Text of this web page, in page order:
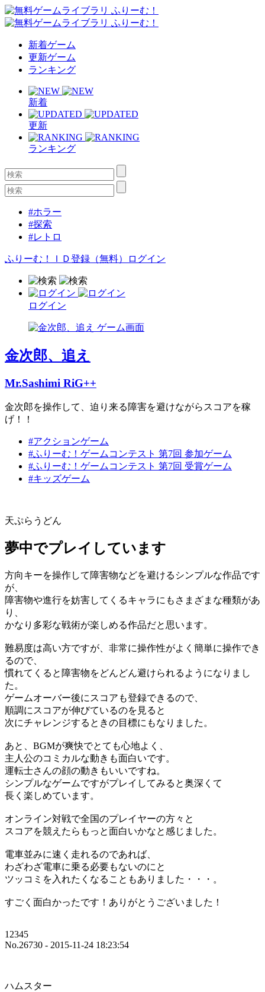
新着ゲーム
更新ゲーム
ランキング
新着
更新
ランキング
#ホラー
#探索
#レトロ
ふりーむ！ＩＤ登録（無料） ログイン
ログイン
金次郎、追え
Mr.Sashimi RiG++
金次郎を操作して、迫り来る障害を避けながらスコアを稼
げ！！
#アクションゲーム
#ふりーむ！ゲームコンテスト 第7回 参加ゲーム
#ふりーむ！ゲームコンテスト 第7回 受賞ゲーム
#キッズゲーム
天ぷらうどん
夢中でプレイしています
方向キーを操作して障害物などを避けるシンプルな作品です
が、
障害物や進行を妨害してくるキャラにもさまざまな種類があ
り、
かなり多彩な戦術が楽しめる作品だと思います。
難易度は高い方ですが、非常に操作性がよく簡単に操作でき
るので、
慣れてくると障害物をどんどん避けられるようになりまし
た。
ゲームオーバー後にスコアも登録できるので、
順調にスコアが伸びているのを見ると
次にチャレンジするときの目標にもなりました。
あと、BGMが爽快でとても心地よく、
主人公のコミカルな動きも面白いです。
運転士さんの顔の動きもいいですね。
シンプルなゲームですがプレイしてみると奥深くて
長く楽しめています。
オンライン対戦で全国のプレイヤーの方々と
スコアを競えたらもっと面白いかなと感じました。
電車並みに速く走れるのであれば、
わざわざ電車に乗る必要もないのにと
ツッコミを入れたくなることもありました・・・。
すごく面白かったです！ありがとうございました！
12345
No.26730 - 2015-11-24 18:23:54
ハムスター